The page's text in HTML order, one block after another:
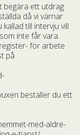
begära ett utdrag
då vi värnar
till intervju vill
inte får vara
för arbete
på
beställer du ett
med-aldre-